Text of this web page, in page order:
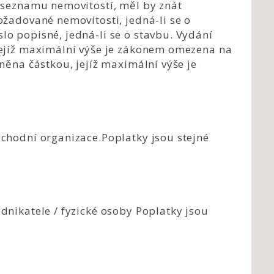
nemovitostí, měl by znát
nemovitosti, jedná-li se o
popisné, jedná-li se o stavbu. Vydání
maximální výše je zákonem omezena na
částkou, jejíž maximální výše je
organizace.Poplatky jsou stejné
/ fyzické osoby Poplatky jsou